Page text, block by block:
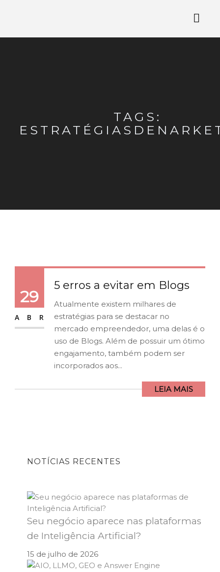
TAGS:
29
ABR
5 erros a evitar em Blogs
Atualmente existem milhares de
estratégias para se destacar no
mercado empreendedor, uma delas é o
uso de Blogs. Além de possuir um ótimo
engajamento, também podem ser
incorporados aos...
LEIA MAIS
NOTÍCIAS RECENTES
Seu negócio aparece nas plataformas
de Inteligência Artificial?
15 de julho de 2026